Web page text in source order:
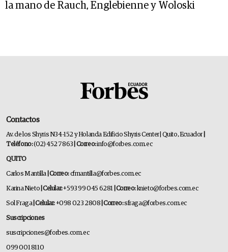
la mano de Rauch, Englebienne y Woloski
Contactos
Av. de los Shyris N34-152 y Holanda Edificio Shyris Center | Quito, Ecuador
Teléfono:(02) 452 7863 | Correo:info@forbes.com.ec
QUITO
Carlos Mantilla | Correo:cfmantilla@forbes.com.ec
Karina Nieto | Celular:+593 99 045 6281 | Correo:knieto@forbes.com.ec
Sol Fraga| Celular:+098 023 2808 | Correo:sfraga@forbes.com.ec
Suscripciones
suscripciones@forbes.com.ec
099 001 8110